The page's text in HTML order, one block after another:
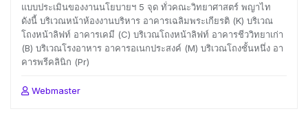
แบบประเมินของงานนโยบายฯ 5 จุด ทั่วคณะวิทยาศาสตร์ พญาไท
ดังนี้ บริเวณหน้าห้องงานบริหาร อาคารเฉลิมพระเกียรติ (K) บริเวณ
โถงหน้าลิฟท์ อาคารเคมี (C) บริเวณโถงหน้าลิฟท์ อาคารชีววิทยาเก่า
(B) บริเวณโรงอาหาร อาคารอเนกประสงค์ (M) บริเวณโถงชั้นหนึ่ง อา
คารพรีคลินิก (Pr)
Webmaster